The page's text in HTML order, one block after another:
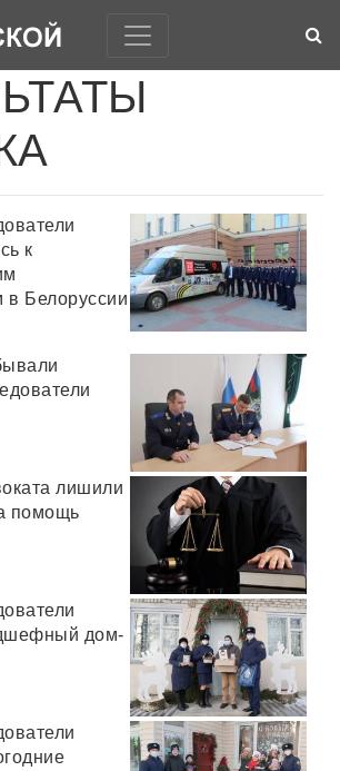
к
в Белоруссии
лишили
помощь
дом-